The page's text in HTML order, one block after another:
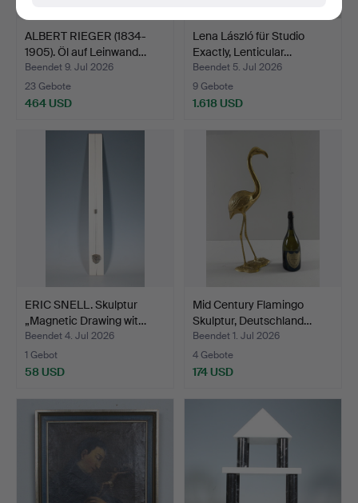
ALBERT RIEGER (1834-
1905). Öl auf Leinwand…
Beendet 9. Jul 2026
23 Gebote
464 USD
Lena László für Studio
Exactly, Lenticular…
Beendet 5. Jul 2026
9 Gebote
1.618 USD
ERIC SNELL. Skulptur
„Magnetic Drawing wit…
Beendet 4. Jul 2026
1 Gebot
58 USD
Mid Century Flamingo
Skulptur, Deutschland…
Beendet 1. Jul 2026
4 Gebote
174 USD